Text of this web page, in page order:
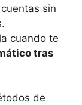
sin
cuando te
tras
de